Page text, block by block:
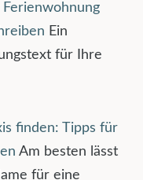
Ein
für Ihre
finden: Tipps für
Am besten lässt
für eine